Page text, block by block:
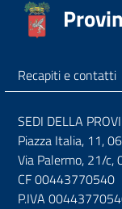
Recapiti e contatti
SEDI DELLA
Piazza Italia, 11,
Via Palermo, 21/c,
CF 00443770540
P.IVA